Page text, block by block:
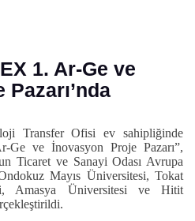
1. Ar-Ge ve
Transfer Ofisi ev sahipliğinde
Ge ve İnovasyon Proje Pazarı”,
Ticaret ve Sanayi Odası Avrupa
Mayıs Üniversitesi, Tokat
Amasya Üniversitesi ve Hitit